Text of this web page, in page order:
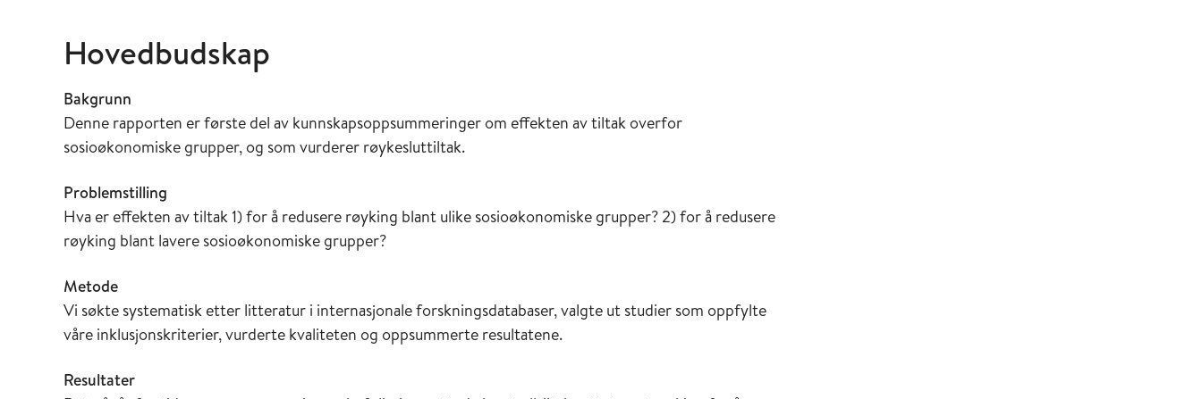
Hovedbudskap
Bakgrunn
Denne rapporten er første del av kunnskapsoppsummeringer om effekten av tiltak overfor
sosioøkonomiske grupper, og som vurderer røykesluttiltak.
Problemstilling
Hva er effekten av tiltak 1) for å redusere røyking blant ulike sosioøkonomiske grupper? 2) for å redusere
røyking blant lavere sosioøkonomiske grupper?
Metode
Vi søkte systematisk etter litteratur i internasjonale forskningsdatabaser, valgte ut studier som oppfylte
våre inklusjonskriterier, vurderte kvaliteten og oppsummerte resultatene.
Resultater